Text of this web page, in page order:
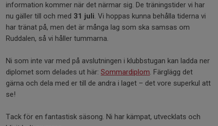
information kommer när det närmar sig. De träningstider vi har
nu gäller till och med 31 juli. Vi hoppas kunna behålla tiderna vi
har tränat på, men det är många lag som ska samsas om
Ruddalen, så vi håller tummarna.
Ni som inte var med på avslutningen i klubbstugan kan ladda ner
diplomet som delades ut här: Sommardiplom. Färglägg det
gärna och dela med er till de andra i laget – det vore superkul att
se!
Tack för en fantastisk säsong. Ni har kämpat, utvecklats och